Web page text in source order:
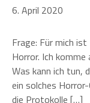
6. April 2020
Frage: Für mich
Horror. Ich komme
Was kann ich tun,
ein solches
die Protokolle […]